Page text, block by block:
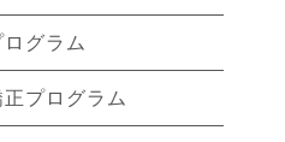
グラム
プログラム